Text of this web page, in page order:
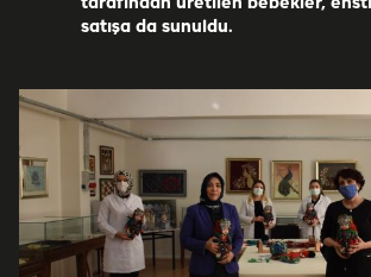
tarafından üretilen bebekler,
satışa da sunuldu.